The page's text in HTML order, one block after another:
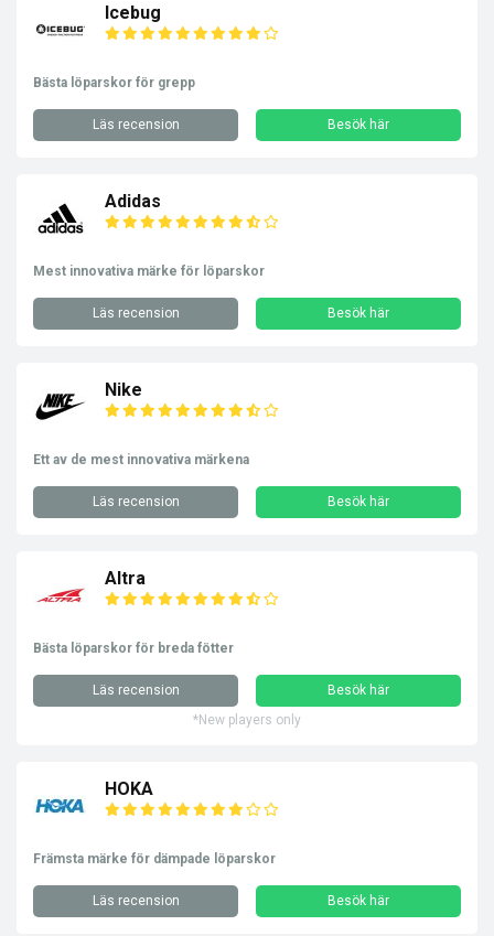
Icebug
Bästa löparskor för grepp
Läs recension Besök här
Adidas
Mest innovativa märke för löparskor
Läs recension Besök här
Nike
Ett av de mest innovativa märkena
Läs recension Besök här
Altra
Bästa löparskor för breda fötter
Läs recension
Besök här
*New players only
HOKA
Främsta märke för dämpade löparskor
Läs recension Besök här